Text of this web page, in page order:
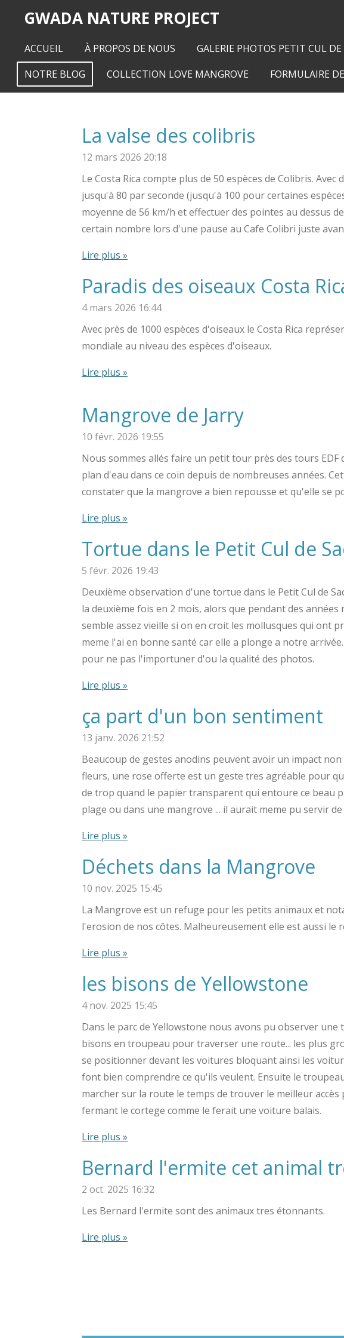
Passer
contenu
principal
GWADA NATURE PROJECT
ACCUEIL À PROPOS DE NOUS GALERIE PHOTOS PETIT CUL
NOTRE BLOG
COLLECTION LOVE MANGROVE FORMULAIRE
La valse des colibris
12 mars 2026 20:18
Le Costa Rica compte plus de 50 espèces de Colibris.
jusqu'à 80 par seconde (jusqu'à 100 pour certaines
moyenne de 56 km/h et effectuer des pointes au dessus
certain nombre lors d'une pause au Cafe Colibri juste
Lire plus »
Paradis des oiseaux Costa
4 mars 2026 16:44
Avec près de 1000 espèces d'oiseaux le Costa Rica
mondiale au niveau des espèces d'oiseaux.
Lire plus »
Mangrove de Jarry
10 févr. 2026 19:55
Nous sommes allés faire un petit tour près des tours EDF
plan d'eau dans ce coin depuis de nombreuses années.
constater que la mangrove a bien repousse et qu'elle se
Lire plus »
Tortue dans le Petit Cul de
5 févr. 2026 19:43
Deuxième observation d'une tortue dans le Petit Cul de
la deuxième fois en 2 mois, alors que pendant des années
semble assez vieille si on en croit les mollusques qui ont
meme l'ai en bonne santé car elle a plonge a notre
pour ne pas l'importuner d'ou la qualité des photos.
Lire plus »
ça part d'un bon sentiment
13 janv. 2026 21:52
Beaucoup de gestes anodins peuvent avoir un impact
fleurs, une rose offerte est un geste tres agréable pour
de trop quand le papier transparent qui entoure ce beau
plage ou dans une mangrove ... il aurait meme pu servir
Lire plus »
Déchets dans la Mangrove
10 nov. 2025 15:45
La Mangrove est un refuge pour les petits animaux et
l'erosion de nos côtes. Malheureusement elle est aussi le
Lire plus »
les bisons de Yellowstone
4 nov. 2025 15:45
Dans le parc de Yellowstone nous avons pu observer
bisons en troupeau pour traverser une route... les plus
se positionner devant les voitures bloquant ainsi les
font bien comprendre ce qu'ils veulent. Ensuite le
marcher sur la route le temps de trouver le meilleur
fermant le cortege comme le ferait une voiture balais.
Lire plus »
Bernard l'ermite cet animal
2 oct. 2025 16:32
Les Bernard l'ermite sont des animaux tres étonnants.
Lire plus »